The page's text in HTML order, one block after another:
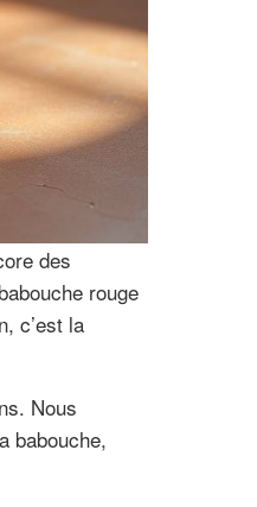
des
rouge
c’est la
Nous
babouche,